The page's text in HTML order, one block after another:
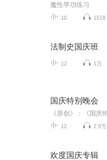
魔性早功练习
10 1518
法制史国庆班
12 1万
国庆特别晚会
12 2.9万
欢度国庆专辑